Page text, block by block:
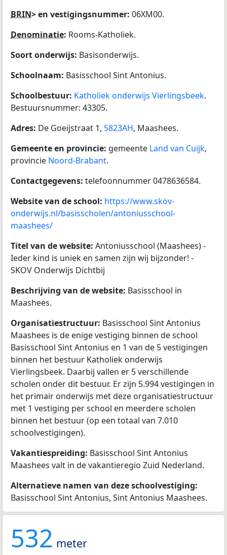
BRIN> en vestigingsnummer: 06XM00.
Denominatie: Rooms-Katholiek.
Soort onderwijs: Basisonderwijs.
Schoolnaam: Basisschool Sint Antonius.
Schoolbestuur: Katholiek onderwijs Vierlingsbeek.
Bestuursnummer: 43305.
Adres: De Goeijstraat 1, 5823AH, Maashees.
Gemeente en provincie: gemeente Land van Cuijk,
provincie Noord-Brabant.
Contactgegevens: telefoonnummer 0478636584.
Website van de school: https://www.skov-
onderwijs.nl/basisscholen/antoniusschool-
maashees/
Titel van de website: Antoniusschool (Maashees) -
Ieder kind is uniek en samen zijn wij bijzonder! -
SKOV Onderwijs Dichtbij
Beschrijving van de website: Basisschool in
Maashees.
Organisatiestructuur: Basisschool Sint Antonius
Maashees is de enige vestiging binnen de school
Basisschool Sint Antonius en 1 van de 5 vestigingen
binnen het bestuur Katholiek onderwijs
Vierlingsbeek. Daarbij vallen er 5 verschillende
scholen onder dit bestuur. Er zijn 5.994 vestigingen in
het primair onderwijs met deze organisatiestructuur
met 1 vestiging per school en meerdere scholen
binnen het bestuur (op een totaal van 7.010
schoolvestigingen).
Vakantiespreiding: Basisschool Sint Antonius
Maashees valt in de vakantieregio Zuid Nederland.
Alternatieve namen van deze schoolvestiging:
Basisschool Sint Antonius, Sint Antonius Maashees.
532 meter